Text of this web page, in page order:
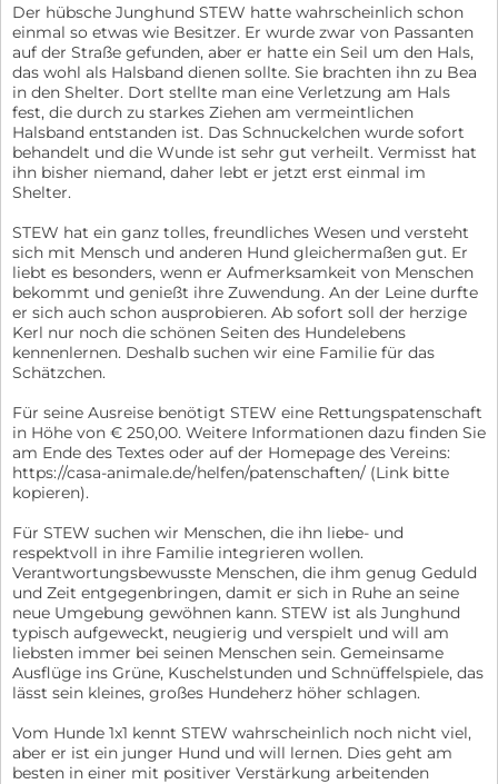
Der hübsche Junghund STEW hatte wahrscheinlich schon
einmal so etwas wie Besitzer. Er wurde zwar von Passanten
auf der Straße gefunden, aber er hatte ein Seil um den Hals,
das wohl als Halsband dienen sollte. Sie brachten ihn zu Bea
in den Shelter. Dort stellte man eine Verletzung am Hals
fest, die durch zu starkes Ziehen am vermeintlichen
Halsband entstanden ist. Das Schnuckelchen wurde sofort
behandelt und die Wunde ist sehr gut verheilt. Vermisst hat
ihn bisher niemand, daher lebt er jetzt erst einmal im
Shelter.
STEW hat ein ganz tolles, freundliches Wesen und versteht
sich mit Mensch und anderen Hund gleichermaßen gut. Er
liebt es besonders, wenn er Aufmerksamkeit von Menschen
bekommt und genießt ihre Zuwendung. An der Leine durfte
er sich auch schon ausprobieren. Ab sofort soll der herzige
Kerl nur noch die schönen Seiten des Hundelebens
kennenlernen. Deshalb suchen wir eine Familie für das
Schätzchen.
Für seine Ausreise benötigt STEW eine Rettungspatenschaft
in Höhe von € 250,00. Weitere Informationen dazu finden Sie
am Ende des Textes oder auf der Homepage des Vereins:
https://casa-animale.de/helfen/patenschaften/ (Link bitte
kopieren).
Für STEW suchen wir Menschen, die ihn liebe- und
respektvoll in ihre Familie integrieren wollen.
Verantwortungsbewusste Menschen, die ihm genug Geduld
und Zeit entgegenbringen, damit er sich in Ruhe an seine
neue Umgebung gewöhnen kann. STEW ist als Junghund
typisch aufgeweckt, neugierig und verspielt und will am
liebsten immer bei seinen Menschen sein. Gemeinsame
Ausflüge ins Grüne, Kuschelstunden und Schnüffelspiele, das
lässt sein kleines, großes Hundeherz höher schlagen.
Vom Hunde 1x1 kennt STEW wahrscheinlich noch nicht viel,
aber er ist ein junger Hund und will lernen. Dies geht am
besten in einer mit positiver Verstärkung arbeitenden